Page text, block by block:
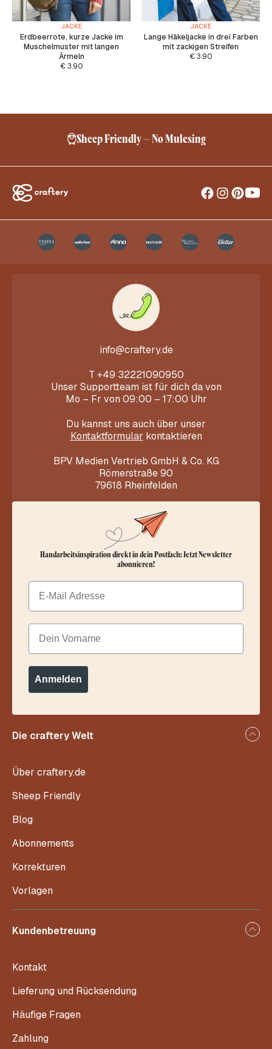
JACKE
Erdbeerrote, kurze Jacke im
Muschelmuster mit langen
Ärmeln
€3.90
JACKE
Lange Häkeljacke in drei Farben
mit zackigen Streifen
€3.90
Sheep Friendly – No Mulesing
info@craftery.de
T +49 32221090950
Unser Supportteam ist für dich da von
Mo – Fr von 09:00 – 17:00 Uhr
Du kannst uns auch über unser
Kontaktformular kontaktieren
BPV Medien Vertrieb GmbH & Co. KG
Römerstraße 90
79618 Rheinfelden
Die craftery Welt
Über craftery.de
Sheep Friendly
Blog
Abonnements
Korrekturen
Vorlagen
Kundenbetreuung
Kontakt
Lieferung und Rücksendung
Häufige Fragen
Zahlung
Handarbeitsinspiration direkt in dein Postfach: Jetzt Newsletter
abonnieren!
Email
Dein Vorname
Anmelden